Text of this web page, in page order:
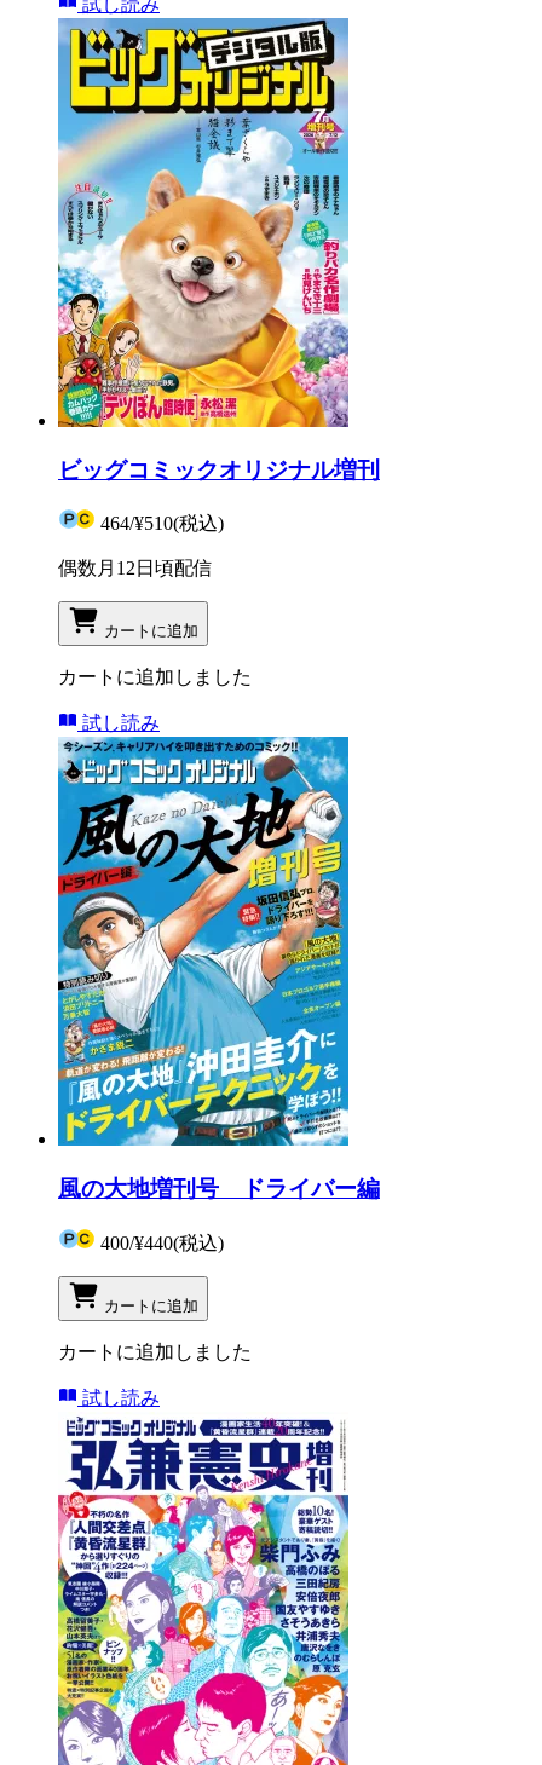
試し読み
ビッグコミックオリジナル増刊
464/¥510(税込)
偶数月12日頃配信
カートに追加
カートに追加しました
試し読み
風の大地増刊号 ドライバー編
400/¥440(税込)
カートに追加
カートに追加しました
試し読み